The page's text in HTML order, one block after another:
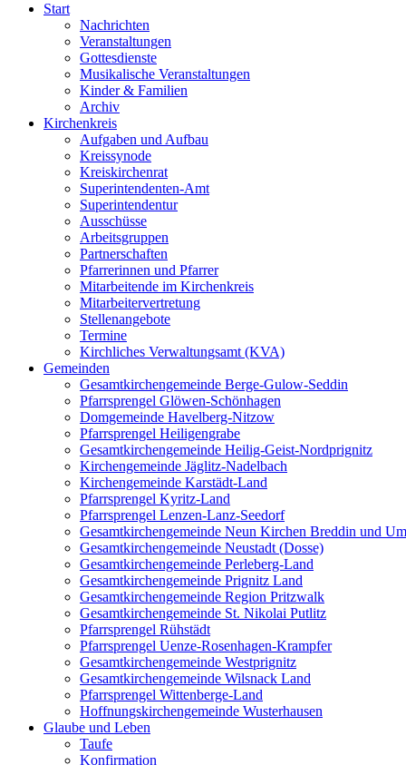
Start
Nachrichten
Veranstaltungen
Gottesdienste
Musikalische Veranstaltungen
Kinder & Familien
Archiv
Kirchenkreis
Aufgaben und Aufbau
Kreissynode
Kreiskirchenrat
Superintendenten-Amt
Superintendentur
Ausschüsse
Arbeitsgruppen
Partnerschaften
Pfarrerinnen und Pfarrer
Mitarbeitende im Kirchenkreis
Mitarbeitervertretung
Stellenangebote
Termine
Kirchliches Verwaltungsamt (KVA)
Gemeinden
Gesamtkirchengemeinde Berge-Gulow-Seddin
Pfarrsprengel Glöwen-Schönhagen
Domgemeinde Havelberg-Nitzow
Pfarrsprengel Heiligengrabe
Gesamtkirchengemeinde Heilig-Geist-Nordprignitz
Kirchengemeinde Jäglitz-Nadelbach
Kirchengemeinde Karstädt-Land
Pfarrsprengel Kyritz-Land
Pfarrsprengel Lenzen-Lanz-Seedorf
Gesamtkirchengemeinde Neun Kirchen Breddin und
Gesamtkirchengemeinde Neustadt (Dosse)
Gesamtkirchengemeinde Perleberg-Land
Gesamtkirchengemeinde Prignitz Land
Gesamtkirchengemeinde Region Pritzwalk
Gesamtkirchengemeinde St. Nikolai Putlitz
Pfarrsprengel Rühstädt
Pfarrsprengel Uenze-Rosenhagen-Krampfer
Gesamtkirchengemeinde Westprignitz
Gesamtkirchengemeinde Wilsnack Land
Pfarrsprengel Wittenberge-Land
Hoffnungskirchengemeinde Wusterhausen
Glaube und Leben
Taufe
Konfirmation